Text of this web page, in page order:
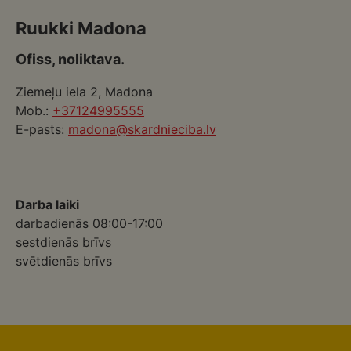
Ruukki Madona
Ofiss, noliktava.
Ziemeļu iela 2, Madona
Mob.: +37124995555
E-pasts: madona@skardnieciba.lv
Darba laiki
darbadienās 08:00-17:00
sestdienās brīvs
svētdienās brīvs